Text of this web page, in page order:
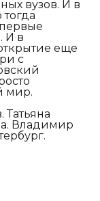
вузов. И в
тогда
И в
еще
с
мир.
Владимир